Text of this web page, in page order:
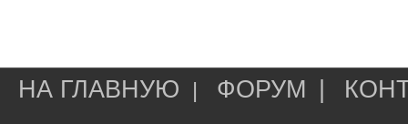
НА ГЛАВНУЮ | ФОРУМ